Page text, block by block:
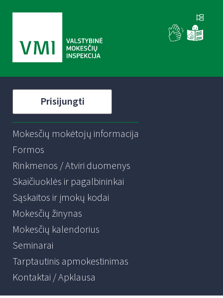
Prisijungti
Mokesčių mokėtojų informacija
Formos
Rinkmenos / Atviri duomenys
Skaičiuoklės ir pagalbininkai
Sąskaitos ir įmokų kodai
Mokesčių žinynas
Mokesčių kalendorius
Seminarai
Tarptautinis apmokestinimas
Kontaktai / Apklausa